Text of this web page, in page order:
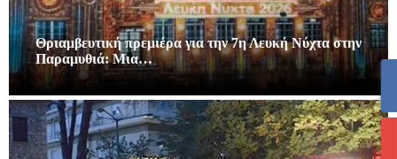
Θριαμβευτική πρεμιέρα για την 7η Λευκή Νύχτα στην
Παραμυθιά: Μια…